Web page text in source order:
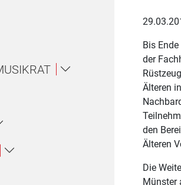
NRW
Bis
der
Älteren
den
Älteren
Die
Münster